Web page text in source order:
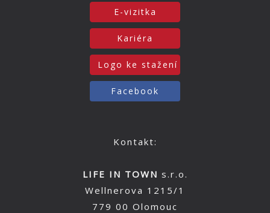
E-vizitka
Kariéra
Logo ke stažení
Facebook
Kontakt:
LIFE IN TOWN s.r.o.
Wellnerova 1215/1
779 00 Olomouc